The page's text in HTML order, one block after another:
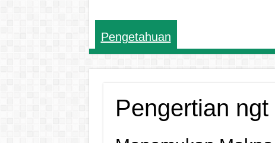
Pengetahuan
Pengertian ngt